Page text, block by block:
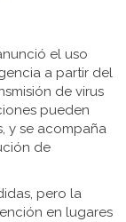
el uso
a partir del
de virus
pueden
y se acompaña
de
pero la
en lugares